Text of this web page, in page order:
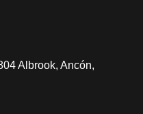
Albrook, Ancón,